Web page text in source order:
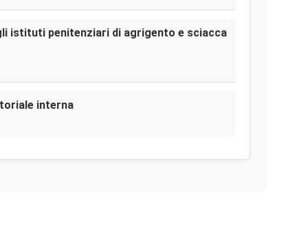
istituti penitenziari di agrigento e sciacca
interna